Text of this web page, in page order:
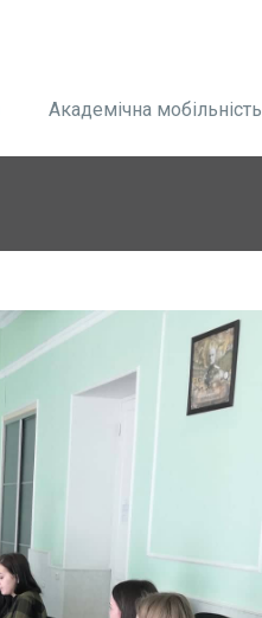
Академічна мобільність